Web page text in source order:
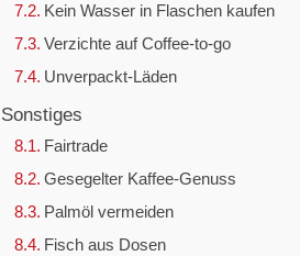
Kein Wasser in Flaschen kaufen
Verzichte auf Coffee-to-go
Unverpackt-Läden
Sonstiges
Fairtrade
Gesegelter Kaffee-Genuss
Palmöl vermeiden
Fisch aus Dosen